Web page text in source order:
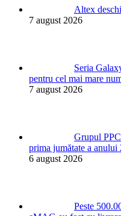
Altex
7 august 2026
Seria
pentru cel mai mare
7 august 2026
Grupul
prima jumătate a anului
6 august 2026
Peste